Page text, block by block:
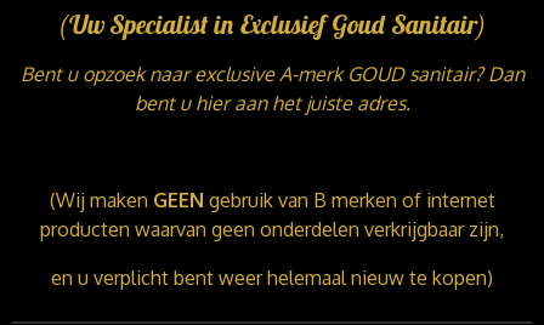
(Uw Specialist in Exclusief Goud Sanitair)
Bent u opzoek naar exclusive A-merk GOUD sanitair? Dan
bent u hier aan het juiste adres.
(Wij maken GEEN gebruik van B merken of internet
producten waarvan geen onderdelen verkrijgbaar zijn,
en u verplicht bent weer helemaal nieuw te kopen)